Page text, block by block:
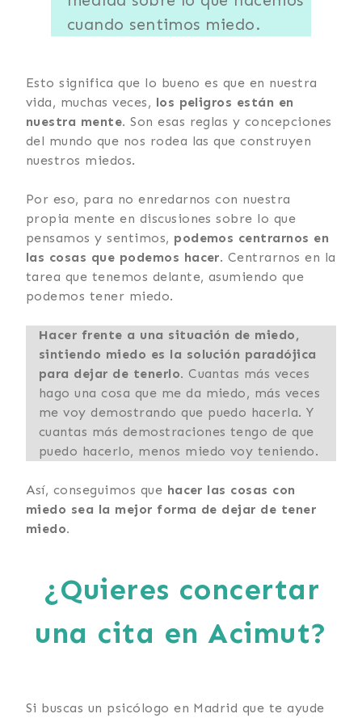
cuando sentimos miedo.
Esto significa que lo bueno es que en nuestra
vida, muchas veces, los peligros están en
nuestra mente. Son esas reglas y concepciones
del mundo que nos rodea las que construyen
nuestros miedos.
Por eso, para no enredarnos con nuestra
propia mente en discusiones sobre lo que
pensamos y sentimos, podemos centrarnos en
las cosas que podemos hacer. Centrarnos en la
tarea que tenemos delante, asumiendo que
podemos tener miedo.
Hacer frente a una situación de miedo,
sintiendo miedo es la solución paradójica
para dejar de tenerlo. Cuantas más veces
hago una cosa que me da miedo, más veces
me voy demostrando que puedo hacerla. Y
cuantas más demostraciones tengo de que
puedo hacerlo, menos miedo voy teniendo.
️Así, conseguimos que hacer las cosas con
miedo sea la mejor forma de dejar de tener
miedo.
¿Quieres concertar
una cita en Acimut?
Si buscas un psicólogo en Madrid que te ayude